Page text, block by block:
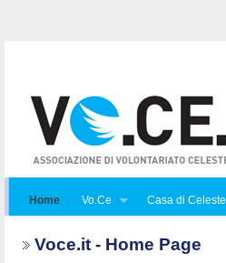
Home Vo.Ce Casa di Celeste
Voce.it - Home Page